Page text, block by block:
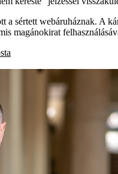
sértett webáruháznak. A
magánokirat